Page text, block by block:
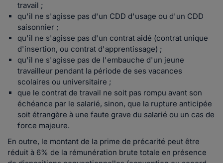
travail ;
qu'il ne s'agisse pas d'un CDD d'usage ou d'un CDD
saisonnier ;
qu'il ne s'agisse pas d'un contrat aidé (contrat unique
d'insertion, ou contrat d'apprentissage) ;
qu'il ne s'agisse pas de l'embauche d'un jeune
travailleur pendant la période de ses vacances
scolaires ou universitaire ;
que le contrat de travail ne soit pas rompu avant son
échéance par le salarié, sinon, que la rupture anticipée
soit étrangère à une faute grave du salarié ou un cas de
force majeure.
En outre, le montant de la prime de précarité peut être
réduit à 6% de la rémunération brute totale en présence